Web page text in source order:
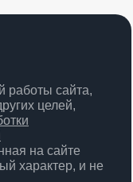
работы сайта,
целей,
на сайте
характер, и не